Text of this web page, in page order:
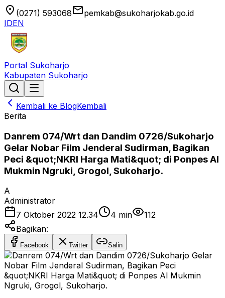
location_on (0271) 593068emailpemkab@sukoharjokab.go.id
IDEN
Portal Sukoharjo
Kabupaten Sukoharjo
Kembali ke BlogKembali
Berita
Danrem 074/Wrt dan Dandim 0726/Sukoharjo
Gelar Nobar Film Jenderal Sudirman, Bagikan
Peci &quot;NKRI Harga Mati&quot; di Ponpes Al
Mukmin Ngruki, Grogol, Sukoharjo.
A
Administrator
7 Oktober 2022 12.34
4 min
112
Bagikan:
Facebook Twitter Salin